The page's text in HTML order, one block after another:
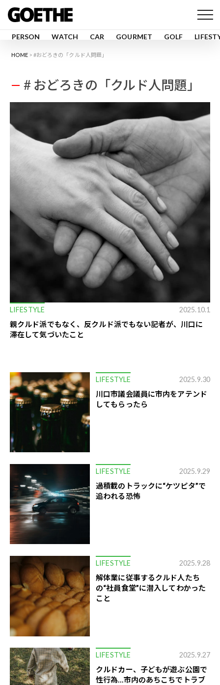
PERSON WATCH CAR GOURMET GOLF
HOME #おどろきの「クルド人問題」
# おどろきの「クルド人問題」
LIFESTYLE 2025.10.1
親クルド派でもなく、反クルド派でもない記者が、川口に
滞在して気づいたこと
LIFESTYLE 2025.9.30
川口市議会議員に市内をアテンド
してもらったら
LIFESTYLE 2025.9.29
過積載のトラックに“ケツピタ”で
追われる恐怖
LIFESTYLE 2025.9.28
解体業に従事するクルド人たち
の“社員食堂”に潜入してわかった
こと
LIFESTYLE 2025.9.27
クルドカー、子どもが遊ぶ公園で
性行為…市内のあちこちでトラブ